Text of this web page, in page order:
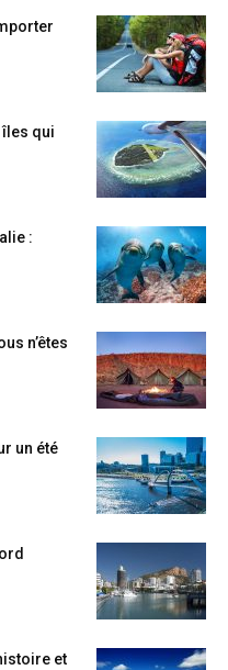
îles qui
:
n’êtes
un été
et